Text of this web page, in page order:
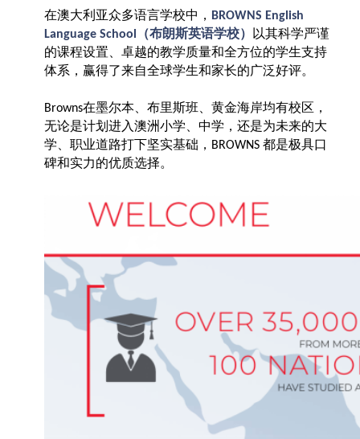
在澳大利亚众多语言学校中，
BROWNS English
Language School
（布朗斯英语学校）
以其科学严谨
的课程设置、卓越的教学质量和全方位的学生支持
体系，赢得了来自全球学生和家长的广泛好评。
Browns在墨尔本、布里斯班、黄金海岸均有校区，
无论是计划进入澳洲小学、中学，还是为未来的大
学、职业道路打下坚实基础， BROWNS 都是极具口
碑和实力的优质选择。